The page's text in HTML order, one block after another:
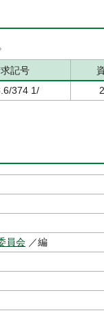
記号
374 1/
員会 ／編